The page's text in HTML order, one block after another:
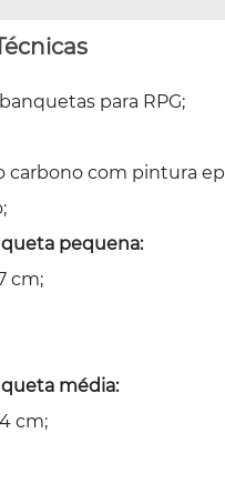
para RPG;
carbono com pintura
pequena:
cm;
média:
cm;